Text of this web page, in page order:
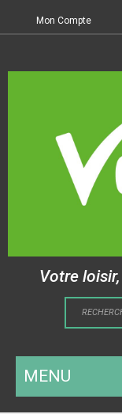
Mon Compte
Votre
MENU